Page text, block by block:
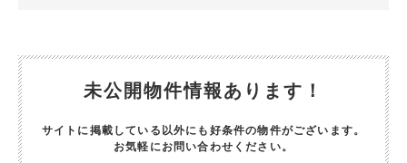
未公開物件情報あります！
サイトに掲載している以外にも好条件の物件がございます。
お気軽にお問い合わせください。